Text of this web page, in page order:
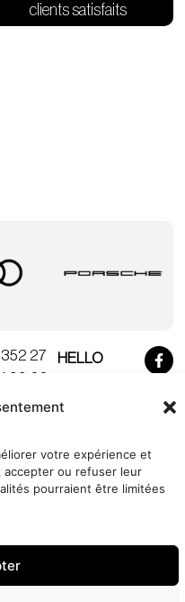
votre expérience et
accepter ou refuser leur
pourraient être limitées
clients satisfaits
27
99 88
HELLO
1, Millewee
Oberpallen
Luxembourg